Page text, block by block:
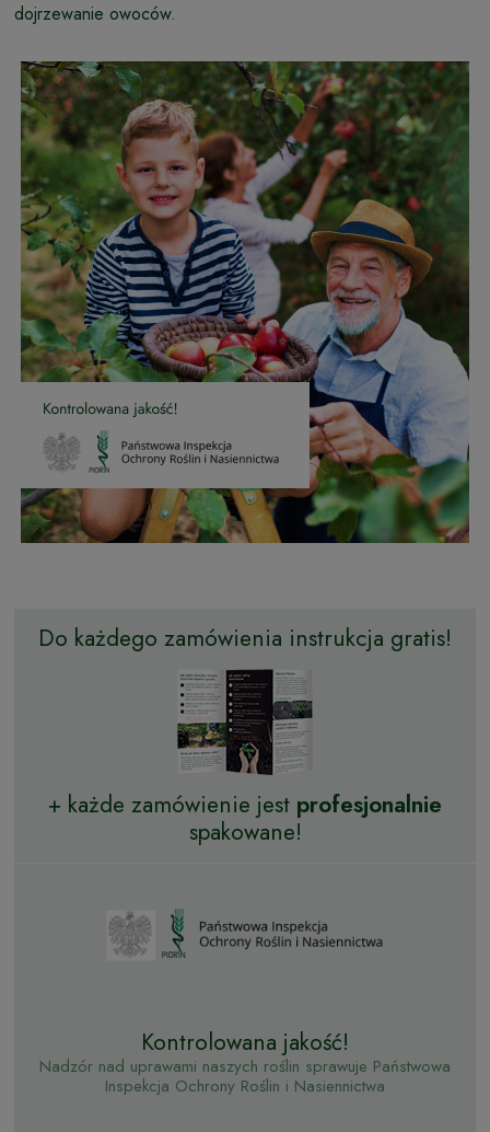
dojrzewanie owoców.
Do każdego zamówienia instrukcja gratis!
+ każde zamówienie jest profesjonalnie
spakowane!
Kontrolowana jakość!
Nadzór nad uprawami naszych roślin sprawuje Państwowa
Inspekcja Ochrony Roślin i Nasiennictwa